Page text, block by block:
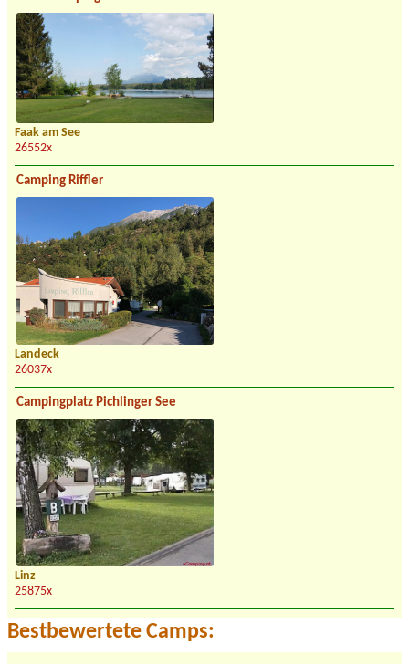
Faak am See
26552x
Camping Riffler
Landeck
26037x
Campingplatz Pichlinger See
Linz
25875x
Bestbewertete Camps: